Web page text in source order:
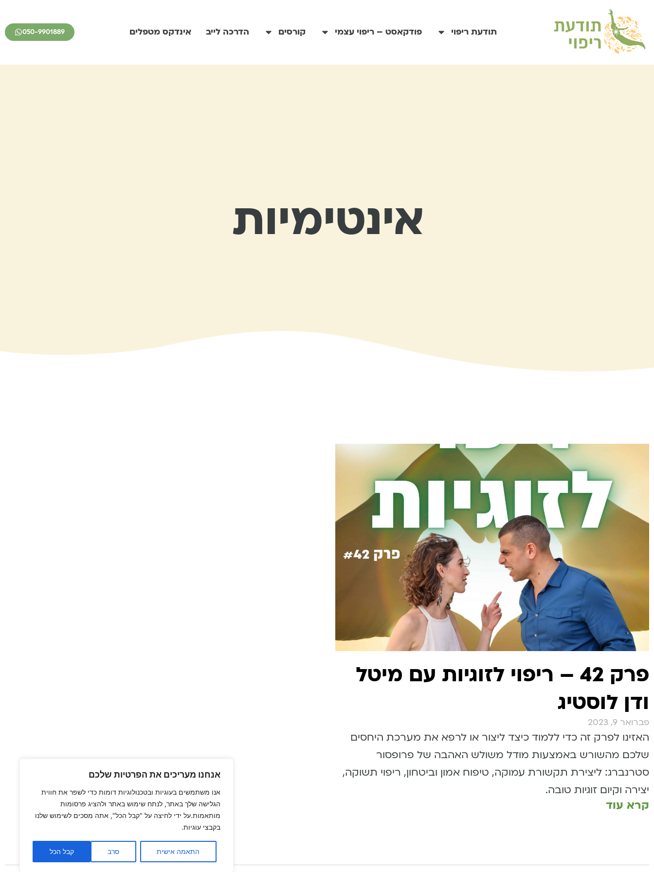
אנחנו מעריכים את הפרטיות שלכם
אנו משתמשים בעוגיות ובטכנולוגיות דומות כדי לשפר את חווית
הגלישה שלך באתר, לנתח שימוש באתר ולהציג פרסומות
מותאמות.על ידי לחיצה על "קבל הכל", אתה מסכים לשימוש שלנו
בקבצי עוגיות.
התאמה אישית סרב קבל הכל
תודעת ריפוי פודקאסט – ריפוי עצמי קורסים הדרכה לייב אינדקס מטפלים 050-9901889
אינטימיות
פרק 42 – ריפוי לזוגיות עם מיטל
ודן לוסטיג
פברואר 9, 2023
האזינו לפרק זה כדי ללמוד כיצד ליצור או לרפא את מערכת היחסים
שלכם מהשורש באמצעות מודל משולש האהבה של פרופסור
סטרנברג: ליצירת תקשורת עמוקה, טיפוח אמון וביטחון, ריפוי תשוקה,
יצירה וקיום זוגיות טובה.
קרא עוד